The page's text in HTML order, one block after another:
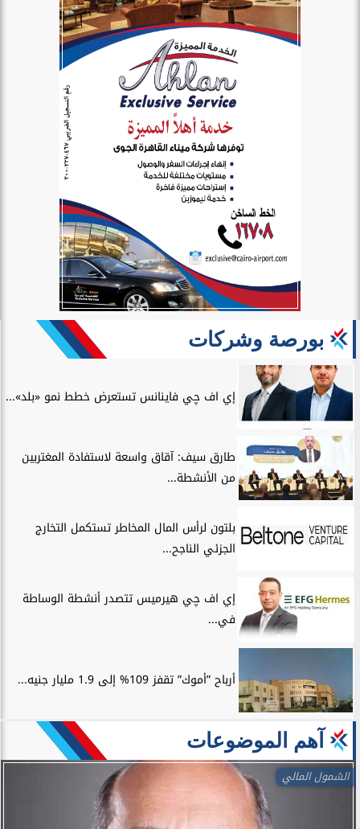
بورصة وشركات
إي اف چي فاينانس تستعرض خطط نمو «بلد»...
طارق سيف: آقاق واسعة لاستفادة المغتربين
من الأنشطة...
بلتون لرأس المال المخاطر تستكمل التخارج
الجزئي الناجح...
إي اف چي هيرميس تتصدر أنشطة الوساطة
في...
أرباح ”أموك” تقفز 109% إلى 1.9 مليار جنيه...
آهم الموضوعات
الشمول المالي